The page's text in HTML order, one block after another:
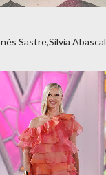
Inés Sastre,Silvia Abascal